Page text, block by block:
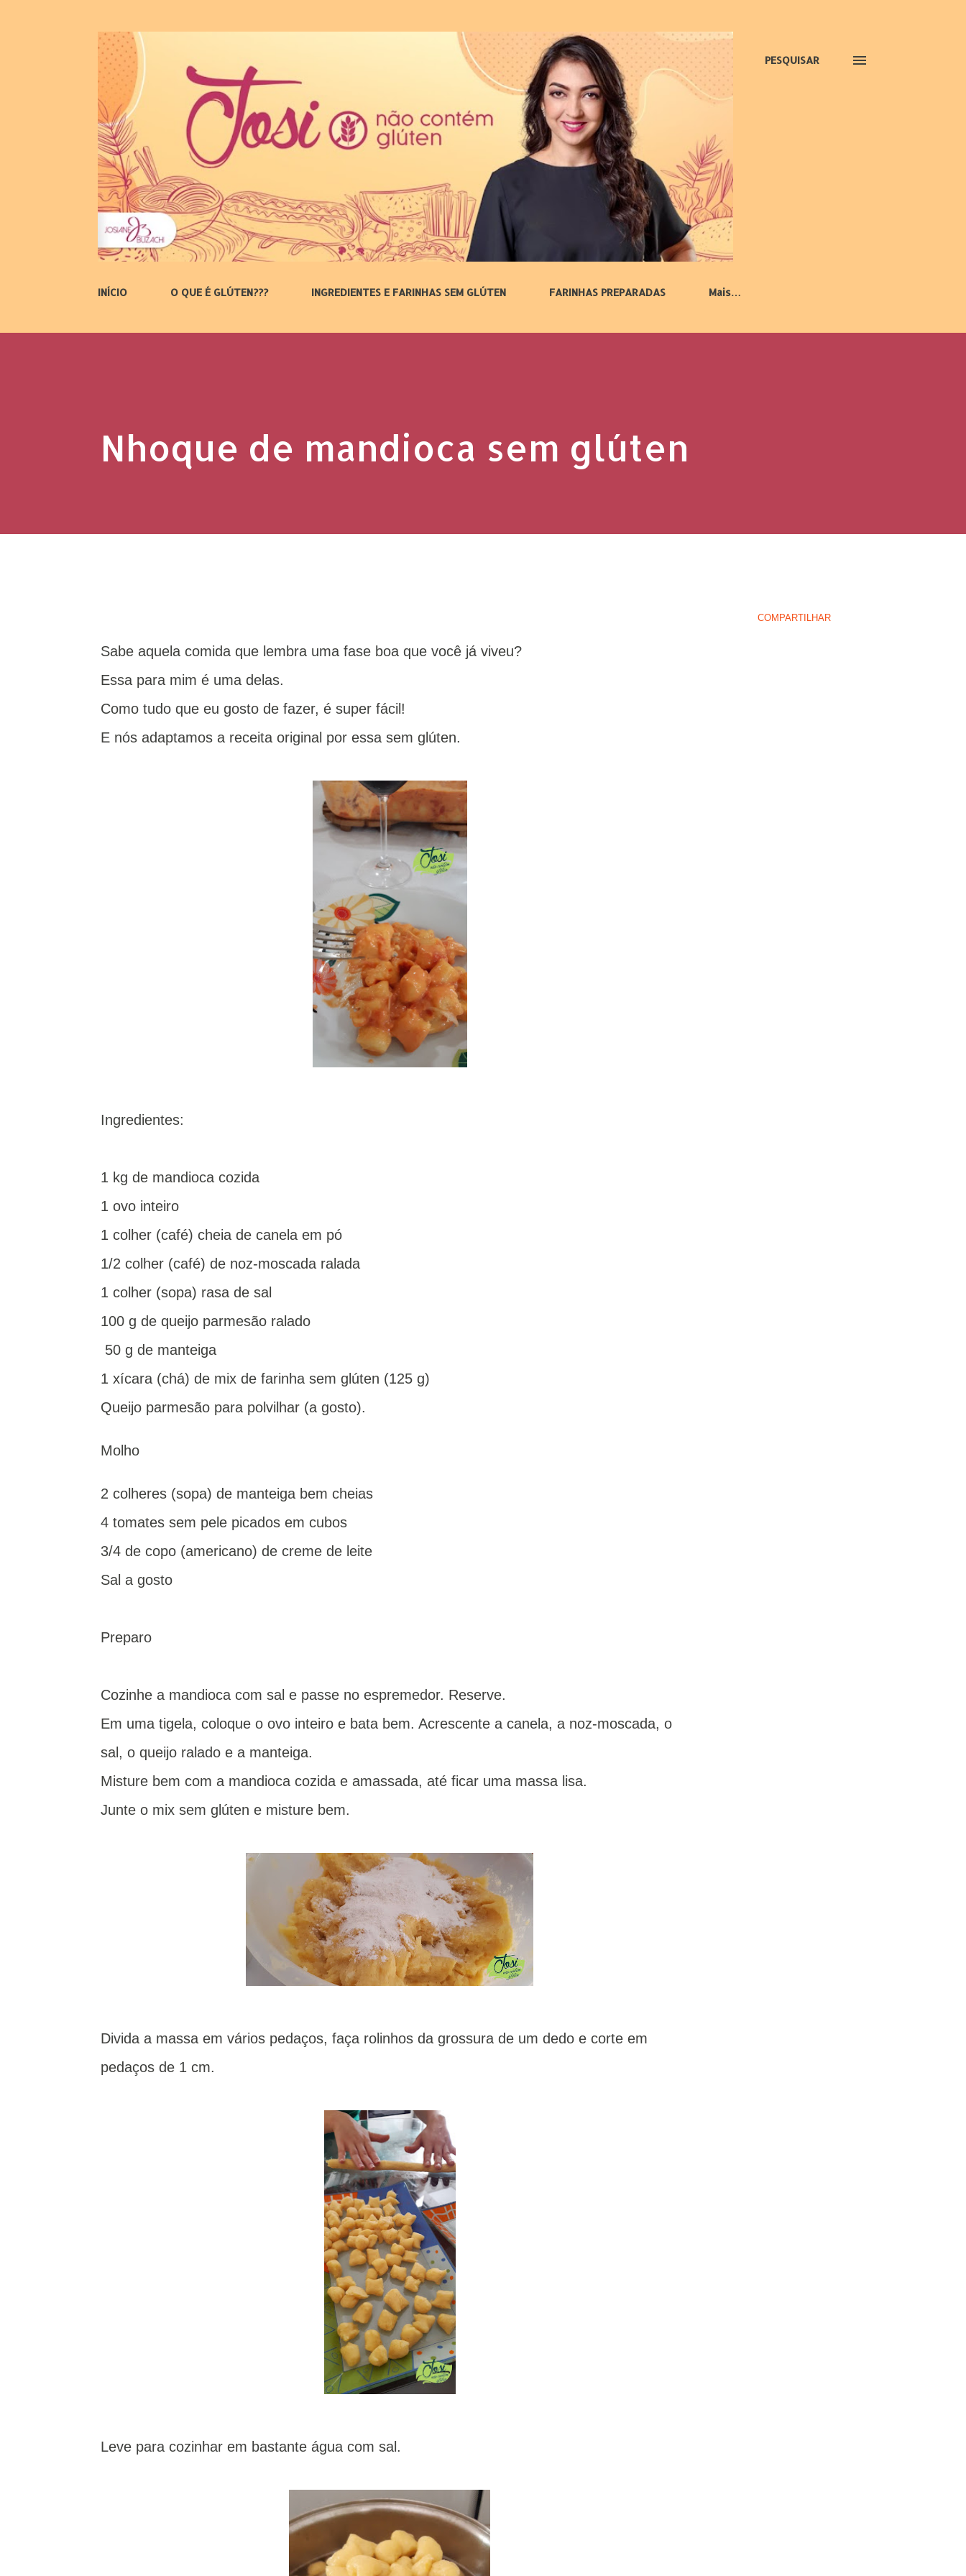
PESQUISAR
INÍCIO O QUE É GLÚTEN??? INGREDIENTES E FARINHAS SEM GLÚTEN FARINHAS PREPARADAS Mais…
Nhoque de mandioca sem glúten
Sabe aquela comida que lembra uma fase boa que você já viveu?
Essa para mim é uma delas.
Como tudo que eu gosto de fazer, é super fácil!
E nós adaptamos a receita original por essa sem glúten.
Ingredientes:
1 kg de mandioca cozida
1 ovo inteiro
1 colher (café) cheia de canela em pó
1/2 colher (café) de noz-moscada ralada
1 colher (sopa) rasa de sal
100 g de queijo parmesão ralado
50 g de manteiga
1 xícara (chá) de mix de farinha sem glúten (125 g)
Queijo parmesão para polvilhar (a gosto).
Molho
2 colheres (sopa) de manteiga bem cheias
4 tomates sem pele picados em cubos
3/4 de copo (americano) de creme de leite
Sal a gosto
Preparo
Cozinhe a mandioca com sal e passe no espremedor. Reserve.
Em uma tigela, coloque o ovo inteiro e bata bem. Acrescente a canela, a noz-moscada, o
sal, o queijo ralado e a manteiga.
Misture bem com a mandioca cozida e amassada, até ficar uma massa lisa.
Junte o mix sem glúten e misture bem.
Divida a massa em vários pedaços, faça rolinhos da grossura de um dedo e corte em
pedaços de 1 cm.
Leve para cozinhar em bastante água com sal.
COMPARTILHAR